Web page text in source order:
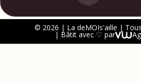
© 2026 | La deMOIs'aille |
| Bâtit avec ♡ par